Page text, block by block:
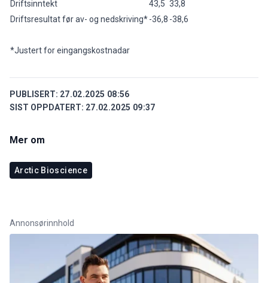
Driftsinntekt
43,5 33,8
Driftsresultat før av- og nedskriving*-36,8 -38,6
*Justert for eingangskostnadar
PUBLISERT: 27.02.2025 08:56
SIST OPPDATERT: 27.02.2025 09:37
Mer om
Arctic Bioscience
Annonsørinnhold